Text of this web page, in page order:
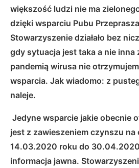
większość ludzi nie ma
dzięki wsparciu Pubu
Stowarzyszenie działało bez
gdy sytuacja jest taka a nie inna
pandemią wirusa nie
wsparcia. Jak wiadomo: z
naleje.
Jedyne wsparcie jakie obecnie
jest z zawieszeniem czynszu na
14.03.2020 roku do
informacja jawna.